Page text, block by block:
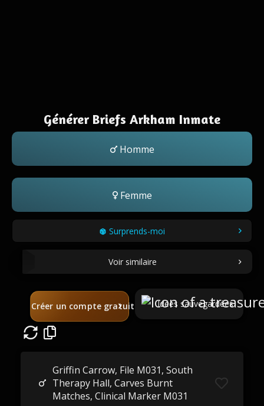
Générer Briefs Arkham Inmate
Homme
Femme
Surprends-moi
Voir similaire
Créer un compte gratuit Idées sauvegardées
Griffin Carrow, File M031, South
Therapy Hall, Carves Burnt
Matches, Clinical Marker M031